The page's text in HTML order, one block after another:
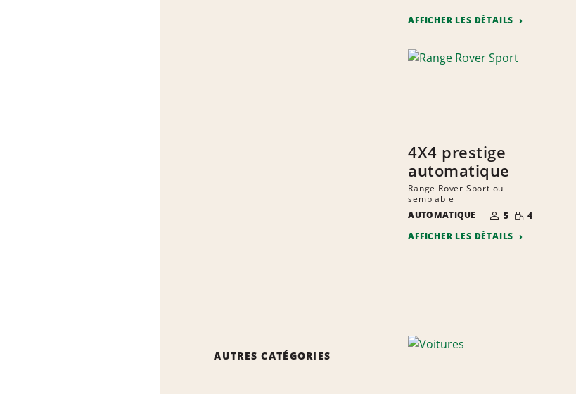
AFFICHER LES DÉTAILS
4X4 prestige
automatique
Range Rover Sport ou
semblable
AUTOMATIQUE
NOMBRE DE
PERSONNES
5 QUANTITÉ
RÉDUITE
4
AFFICHER LES DÉTAILS
AUTRES CATÉGORIES